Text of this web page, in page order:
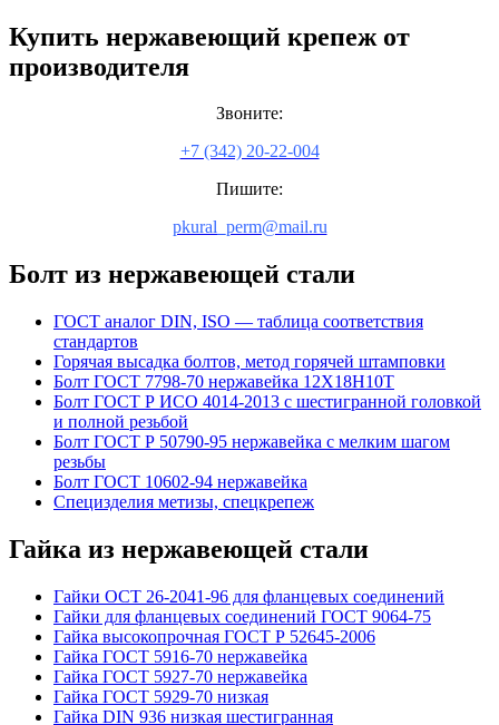
Купить нержавеющий крепеж от
производителя
Звоните:
+7 (342) 20-22-004
Пишите:
pkural_perm@mail.ru
Болт из нержавеющей стали
ГОСТ аналог DIN, ISO — таблица соответствия
стандартов
Горячая высадка болтов, метод горячей штамповки
Болт ГОСТ 7798-70 нержавейка 12Х18Н10Т
Болт ГОСТ Р ИСО 4014-2013 с шестигранной головкой
и полной резьбой
Болт ГОСТ Р 50790-95 нержавейка с мелким шагом
резьбы
Болт ГОСТ 10602-94 нержавейка
Специзделия метизы, cпецкрепеж
Гайка из нержавеющей стали
Гайки ОСТ 26-2041-96 для фланцевых соединений
Гайки для фланцевых соединений ГОСТ 9064-75
Гайка высокопрочная ГОСТ Р 52645-2006
Гайка ГОСТ 5916-70 нержавейка
Гайка ГОСТ 5927-70 нержавейка
Гайка ГОСТ 5929-70 низкая
Гайка DIN 936 низкая шестигранная